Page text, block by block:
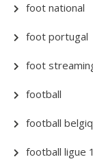
foot national
foot portugal
foot
football
football
football ligue 1